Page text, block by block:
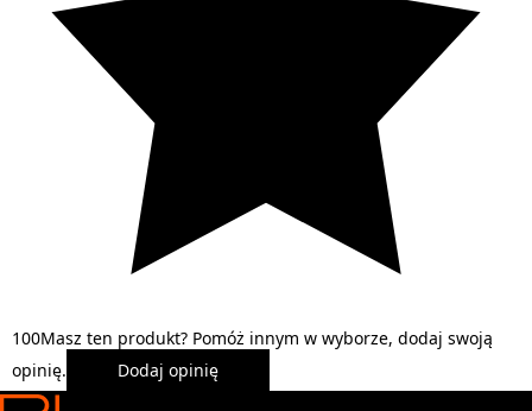
100Masz ten produkt? Pomóż innym w wyborze, dodaj swoją
opinię.
Dodaj opinię